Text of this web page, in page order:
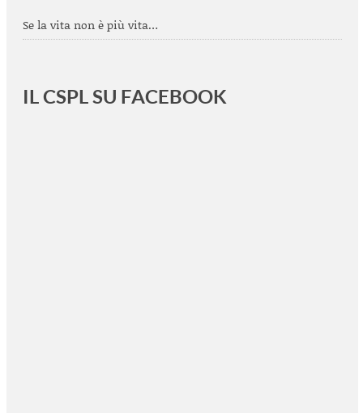
Se la vita non è più vita…
IL CSPL SU FACEBOOK